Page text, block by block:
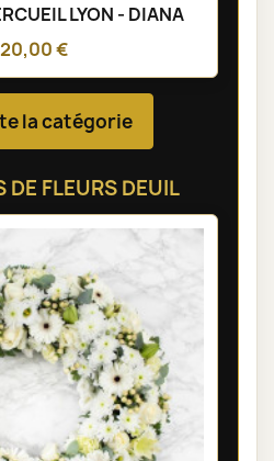
LYON - DIANA
€
la catégorie
DE FLEURS DEUIL